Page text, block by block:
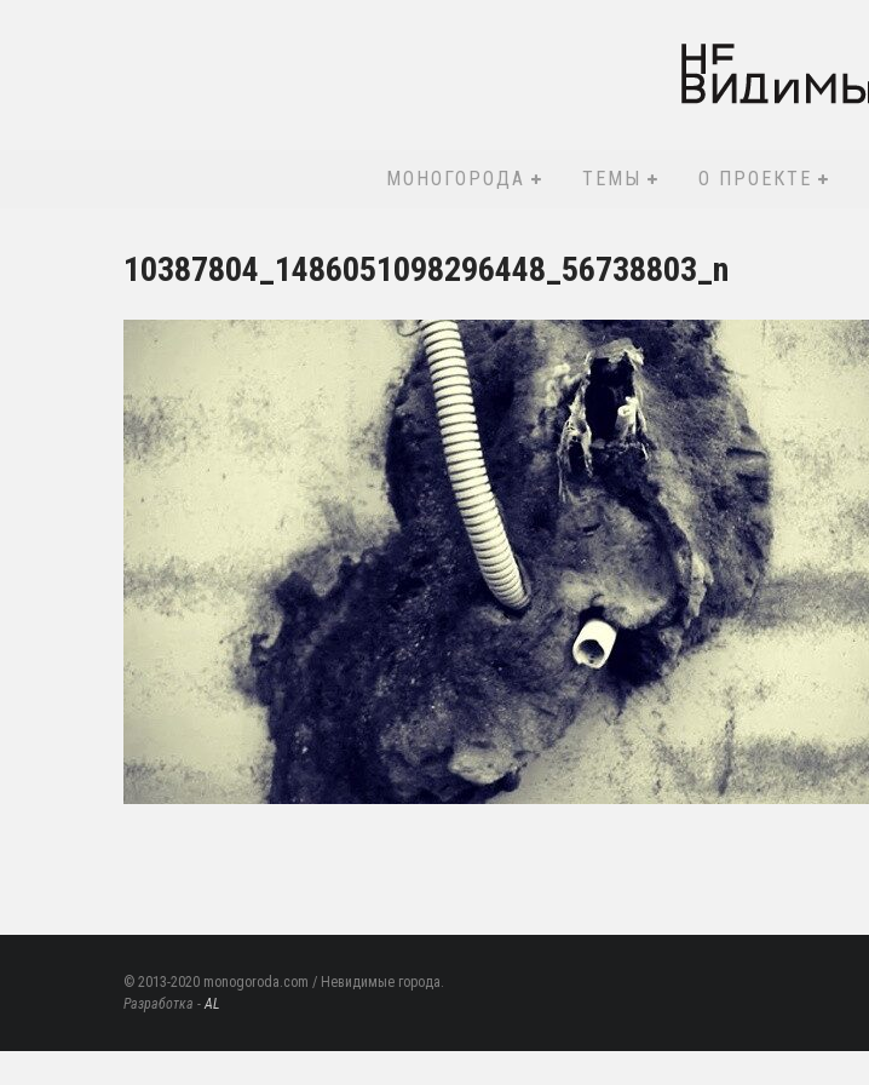
МОНОГОРОДА ТЕМЫ О ПРОЕКТЕ
10387804_1486051098296448_56738803_n
© 2013-2020 monogoroda.com / Невидимые города.
Разработка -AL